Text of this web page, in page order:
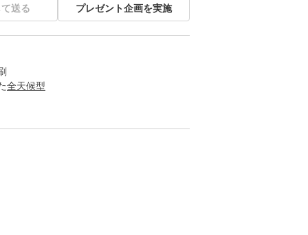
送る プレゼント企画を実施
全天候型